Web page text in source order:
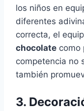
los niños en
diferentes
correcta, el
chocolate como
competencia no
también
3.